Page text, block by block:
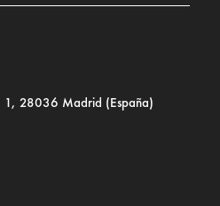
1, 28036 Madrid (España)